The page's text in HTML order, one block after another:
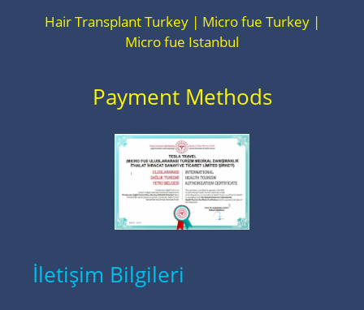
Hair Transplant Turkey | Micro fue Turkey |
Micro fue Istanbul
Payment Methods
İletişim Bilgileri